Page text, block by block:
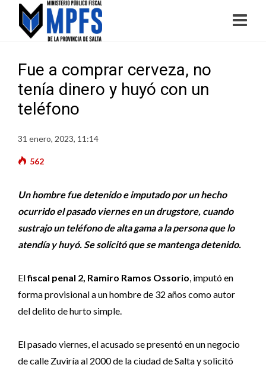
Fue a comprar cerveza, no
tenía dinero y huyó con un
teléfono
31 enero, 2023, 11:14
562
Un hombre fue detenido e imputado por un hecho
ocurrido el pasado viernes en un drugstore, cuando
sustrajo un teléfono de alta gama a la persona que lo
atendía y huyó. Se solicitó que se mantenga detenido.
Elfiscal penal 2, Ramiro Ramos Ossorio, imputó en
forma provisional a un hombre de 32 años como autor
del delito de hurto simple.
El pasado viernes, el acusado se presentó en un negocio
de calle Zuviría al 2000 de la ciudad de Salta y solicitó